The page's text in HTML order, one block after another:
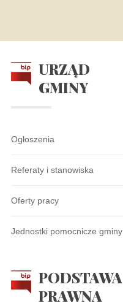
URZĄD
GMINY
Ogłoszenia
Referaty i stanowiska
Oferty pracy
Jednostki pomocnicze gminy
PODSTAWA
PRAWNA